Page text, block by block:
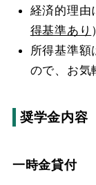
経済的理由
得基準あり ）
所得基準額
ので、お気
奨学金内容
一時金貸付